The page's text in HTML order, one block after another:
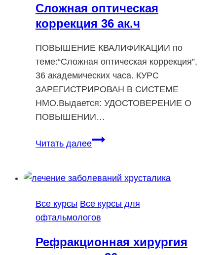
Сложная оптическая
коррекция 36 ак.ч
ПОВЫШЕНИЕ КВАЛИФИКАЦИИ по
теме:“Сложная оптическая коррекция”,
36 академических часа. КУРС
ЗАРЕГИСТРИРОВАН В СИСТЕМЕ
НМО.Выдается: УДОСТОВЕРЕНИЕ О
ПОВЫШЕНИИ…
Читать далееСложная
36
Все курсы Все курсы для
офтальмологов
Рефракционная хирургия